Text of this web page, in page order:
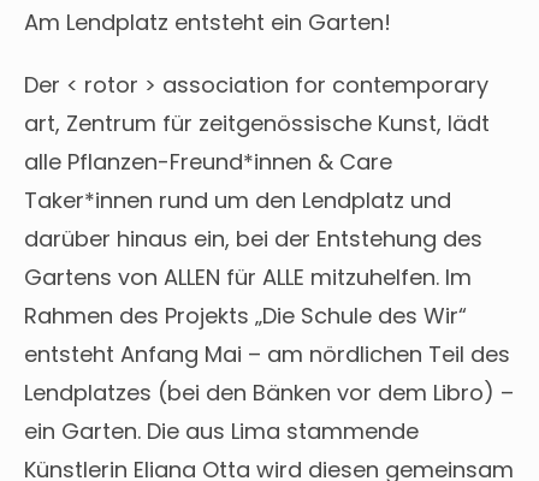
Am Lendplatz entsteht ein Garten!
Der < rotor > association for contemporary
art, Zentrum für zeitgenössische Kunst, lädt
alle Pflanzen-Freund*innen & Care
Taker*innen rund um den Lendplatz und
darüber hinaus ein, bei der Entstehung des
Gartens von ALLEN für ALLE mitzuhelfen. Im
Rahmen des Projekts „Die Schule des Wir“
entsteht Anfang Mai – am nördlichen Teil des
Lendplatzes (bei den Bänken vor dem Libro) –
ein Garten. Die aus Lima stammende
Künstlerin Eliana Otta wird diesen gemeinsam